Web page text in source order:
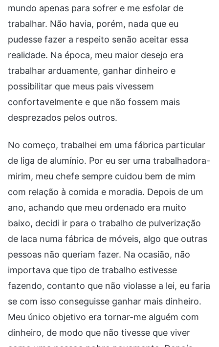
mundo apenas para sofrer e me esfolar de
trabalhar. Não havia, porém, nada que eu
pudesse fazer a respeito senão aceitar essa
realidade. Na época, meu maior desejo era
trabalhar arduamente, ganhar dinheiro e
possibilitar que meus pais vivessem
confortavelmente e que não fossem mais
desprezados pelos outros.
No começo, trabalhei em uma fábrica particular
de liga de alumínio. Por eu ser uma trabalhadora-
mirim, meu chefe sempre cuidou bem de mim
com relação à comida e moradia. Depois de um
ano, achando que meu ordenado era muito
baixo, decidi ir para o trabalho de pulverização
de laca numa fábrica de móveis, algo que outras
pessoas não queriam fazer. Na ocasião, não
importava que tipo de trabalho estivesse
fazendo, contanto que não violasse a lei, eu faria
se com isso conseguisse ganhar mais dinheiro.
Meu único objetivo era tornar-me alguém com
dinheiro, de modo que não tivesse que viver